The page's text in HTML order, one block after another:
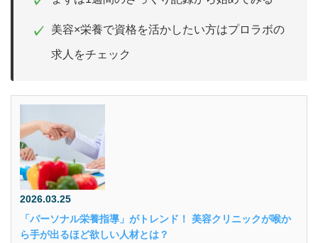
✓ 美容×栄養で資格を活かしたい方はプロラボの
求人をチェック
2026.03.25
「パーソナル栄養指導」がトレンド！ 美容クリニックが喉か
ら手が出るほど欲しい人材とは？